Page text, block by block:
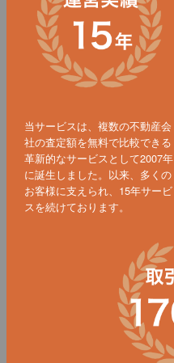
当サービスは、複数の不動産会
社の査定額を無料で比較できる
革新的なサービスとして2007年
に誕生しました。以来、多くの
お客様に支えられ、15年サービ
スを続けております。